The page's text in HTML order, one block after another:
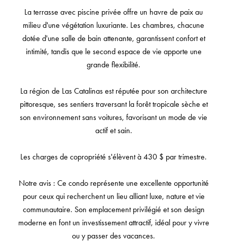
La terrasse avec piscine privée offre un havre de paix au
milieu d'une végétation luxuriante. Les chambres, chacune
dotée d'une salle de bain attenante, garantissent confort et
intimité, tandis que le second espace de vie apporte une
grande flexibilité.
La région de Las Catalinas est réputée pour son architecture
pittoresque, ses sentiers traversant la forêt tropicale sèche et
son environnement sans voitures, favorisant un mode de vie
actif et sain.
Les charges de copropriété s'élèvent à 430 $ par trimestre.
Notre avis : Ce condo représente une excellente opportunité
pour ceux qui recherchent un lieu alliant luxe, nature et vie
communautaire. Son emplacement privilégié et son design
moderne en font un investissement attractif, idéal pour y vivre
ou y passer des vacances.